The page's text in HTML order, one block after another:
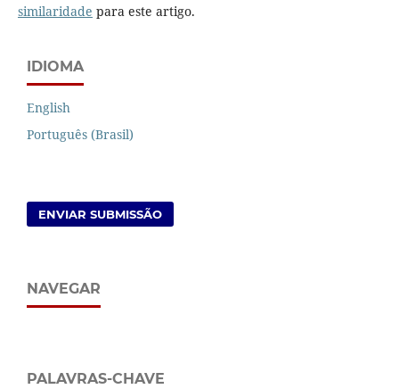
similaridade para este artigo.
IDIOMA
English
Português (Brasil)
ENVIAR SUBMISSÃO
NAVEGAR
PALAVRAS-CHAVE